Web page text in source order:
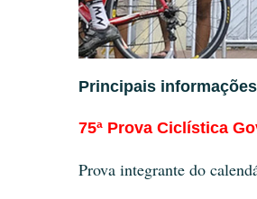
Principais informações
75ª Prova Ciclística
Prova integrante do